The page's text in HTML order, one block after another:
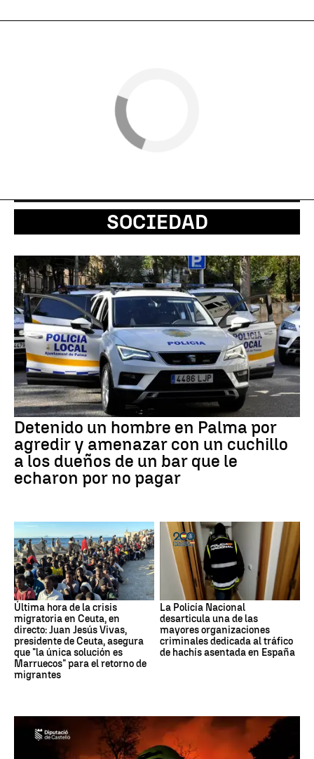
SOCIEDAD
Detenido un hombre en Palma por
agredir y amenazar con un cuchillo
a los dueños de un bar que le
echaron por no pagar
Última hora de la crisis
migratoria en Ceuta, en
directo: Juan Jesús Vivas,
presidente de Ceuta, asegura
que "la única solución es
Marruecos" para el retorno de
migrantes
La Policía Nacional
desarticula una de las
mayores organizaciones
criminales dedicada al tráfico
de hachís asentada en España